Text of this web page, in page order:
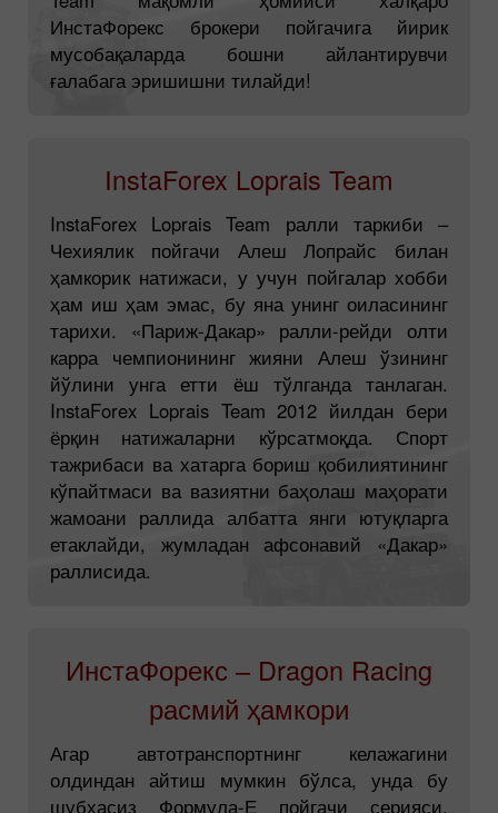
ИнстаФорекс брокери пойгачига йирик
мусобақаларда бошни айлантирувчи
ғалабага эришишни тилайди!
InstaForex Loprais Team
InstaForex Loprais Team ралли таркиби –
Чехиялик пойгачи Алеш Лопрайс билан
ҳамкорик натижаси, у учун пойгалар хобби
ҳам иш ҳам эмас, бу яна унинг оиласининг
тарихи. «Париж-Дакар» ралли-рейди олти
карра чемпионининг жияни Алеш ўзининг
йўлини унга етти ёш тўлганда танлаган.
InstaForex Loprais Team 2012 йилдан бери
ёрқин натижаларни кўрсатмоқда. Спорт
тажрибаси ва хатарга бориш қобилиятининг
кўпайтмаси ва вазиятни баҳолаш маҳорати
жамоани раллида албатта янги ютуқларга
етаклайди, жумладан афсонавий «Дакар»
раллисида.
ИнстаФорекс – Dragon Raсing
расмий ҳамкори
Агар автотранспортнинг келажагини
олдиндан айтиш мумкин бўлса, унда бу
шубҳасиз Формула-Е пойгачи серияси.